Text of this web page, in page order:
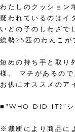
わたしのクッション
疑われているのはイ
いどの子のしわざで
総勢25匹のわんこが
短めの持ち手と取り
様。 マチがあるの
お供にオススメのア
■”WHO DID IT?”シ
※裁断により商品に